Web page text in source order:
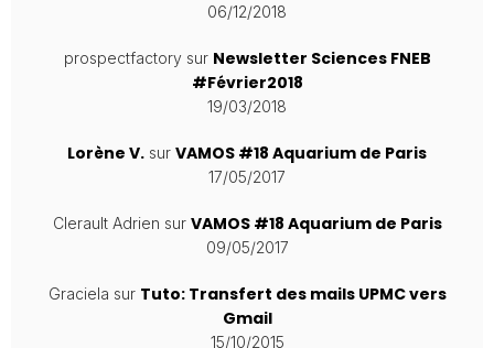
06/12/2018
prospectfactorysur Newsletter Sciences FNEB
#Février2018
19/03/2018
Lorène V. sur VAMOS #18 Aquarium de Paris
17/05/2017
Clerault Adrien sur VAMOS #18 Aquarium de Paris
09/05/2017
Graciela sur Tuto: Transfert des mails UPMC vers
Gmail
15/10/2015